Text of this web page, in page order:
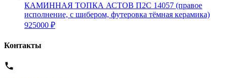
КАМИННАЯ ТОПКА АСТОВ П2С 14057 (правое
исполнение, с шибером, футеровка тёмная керамика)
925000 ₽
Контакты